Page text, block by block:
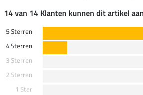
14 van 14 Klanten kunnen dit artikel
5 Sterren
4 Sterren
3 Sterren
2 Sterren
1 Ster